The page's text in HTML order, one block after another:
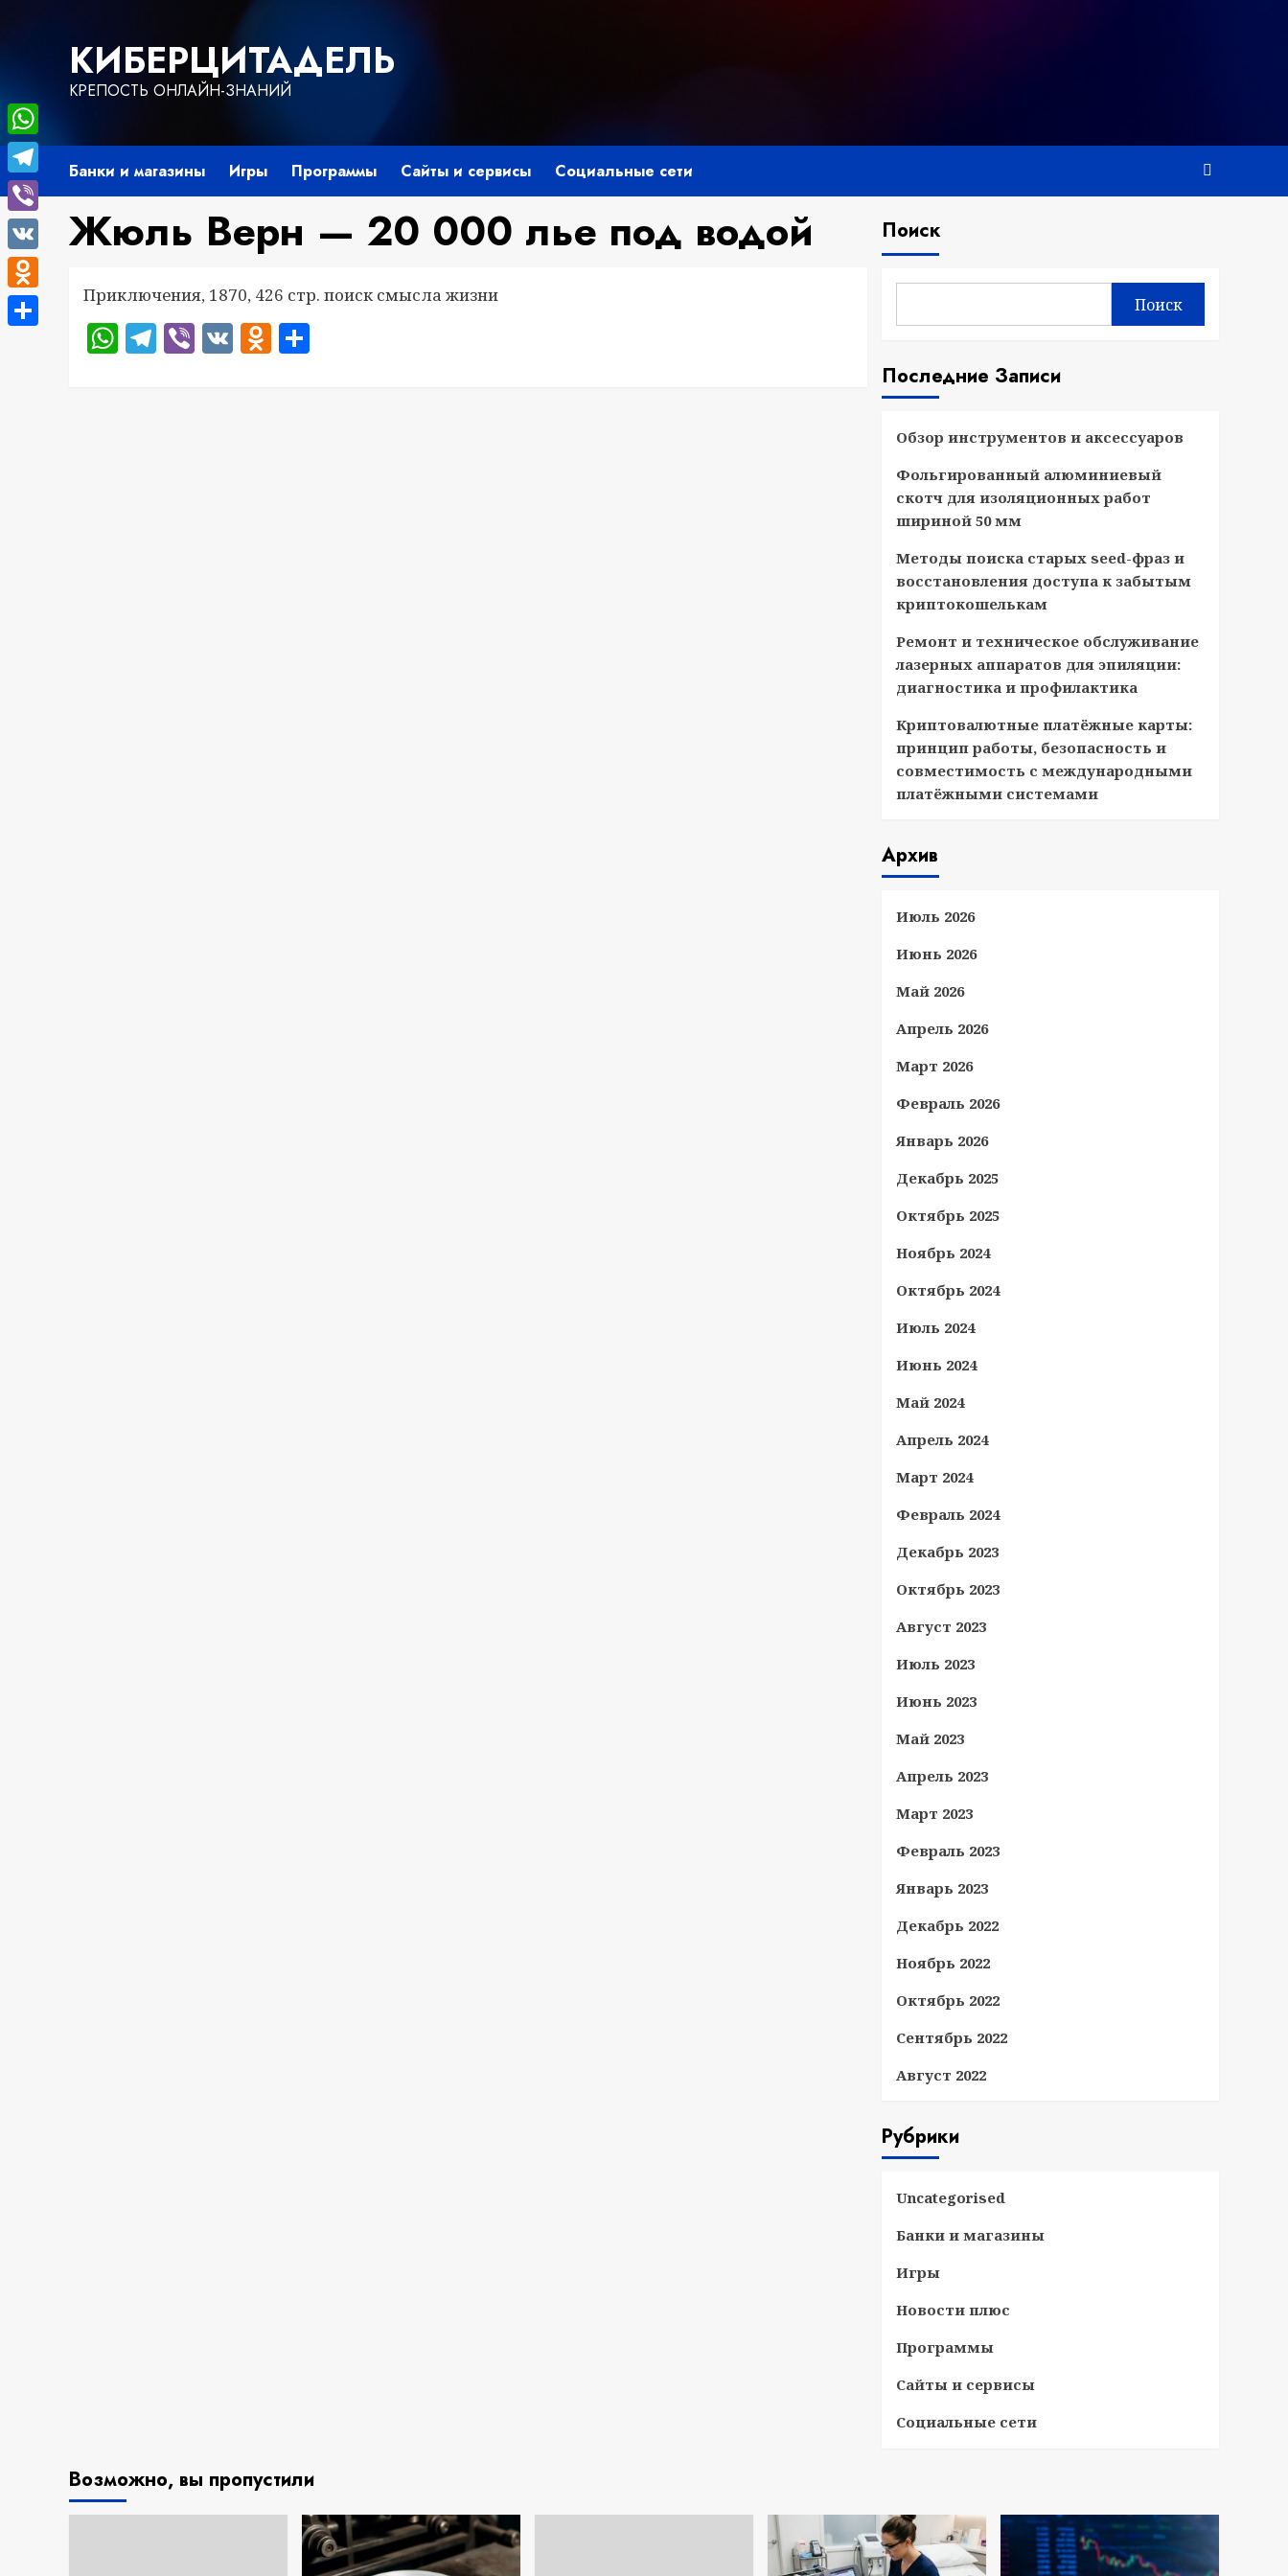
содержимомуКИБЕРЦИТАДЕЛЬ
КРЕПОСТЬ ОНЛАЙН-ЗНАНИЙ
Банки и магазины Игры Программы Сайты и сервисы Социальные сети
Жюль Верн — 20 000 лье под водой
Приключения, 1870, 426 стр. поиск смысла жизни
WhatsApp
Telegram
Viber
VKOdnoklassniki
Поиск
Поиск
Последние Записи
Обзор инструментов и аксессуаров
Фольгированный алюминиевый
скотч для изоляционных работ
шириной 50 мм
Методы поиска старых seed-фраз и
восстановления доступа к забытым
криптокошелькам
Ремонт и техническое обслуживание
лазерных аппаратов для эпиляции:
диагностика и профилактика
Криптовалютные платёжные карты:
принцип работы, безопасность и
совместимость с международными
платёжными системами
Архив
Июль 2026
Июнь 2026
Май 2026
Апрель 2026
Март 2026
Февраль 2026
Январь 2026
Декабрь 2025
Октябрь 2025
Ноябрь 2024
Октябрь 2024
Июль 2024
Июнь 2024
Май 2024
Апрель 2024
Март 2024
Февраль 2024
Декабрь 2023
Октябрь 2023
Август 2023
Июль 2023
Июнь 2023
Май 2023
Апрель 2023
Март 2023
Февраль 2023
Январь 2023
Декабрь 2022
Ноябрь 2022
Октябрь 2022
Сентябрь 2022
Август 2022
Рубрики
Uncategorised
Банки и магазины
Игры
Новости плюс
Программы
Сайты и сервисы
Социальные сети
Возможно, вы пропустили
WhatsApp
Telegram
Viber
VK
Odnoklassniki
Отправить